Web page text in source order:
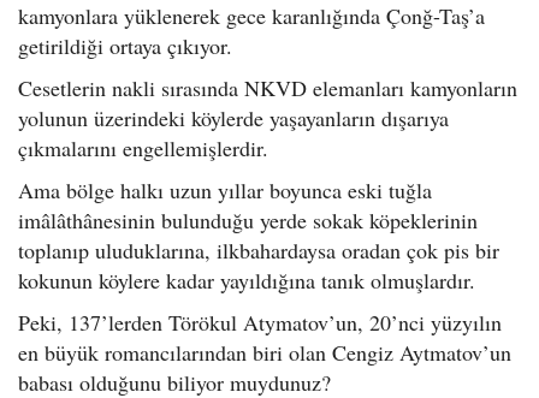
kamyonlara yüklenerek gece karanlığında Çonğ-Taş’a
getirildiği ortaya çıkıyor.
Cesetlerin nakli sırasında NKVD elemanları kamyonların
yolunun üzerindeki köylerde yaşayanların dışarıya
çıkmalarını engellemişlerdir.
Ama bölge halkı uzun yıllar boyunca eski tuğla
imâlâthânesinin bulunduğu yerde sokak köpeklerinin
toplanıp uluduklarına, ilkbahardaysa oradan çok pis bir
kokunun köylere kadar yayıldığına tanık olmuşlardır.
Peki, 137’lerden Törökul Atymatov’un, 20’nci yüzyılın
en büyük romancılarından biri olan Cengiz Aytmatov’un
babası olduğunu biliyor muydunuz?